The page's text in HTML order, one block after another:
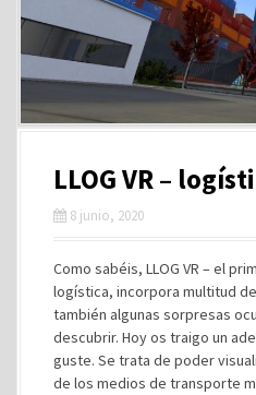
LLOG VR –
8 junio, 2020
Como sabéis, LLOG VR – el
logística, incorpora multitud
también algunas sorpresas
descubrir. Hoy os traigo un
guste. Se trata de poder
de los medios de transporte